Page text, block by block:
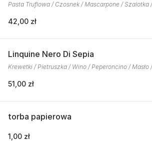
Pasta Truflowa / Czosnek / Mascarpone / Szalotka
42,00 zł
Linquine Nero Di Sepia
Krewetki / Pietruszka / Wino / Peperoncino / Masło
51,00 zł
torba papierowa
1,00 zł